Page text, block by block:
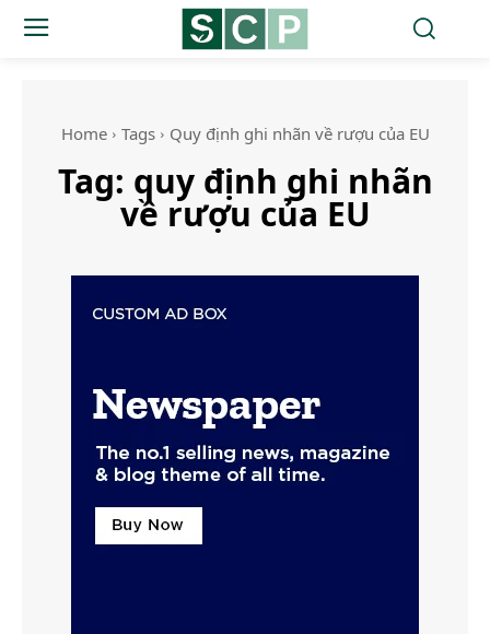
Home Tags Quy định ghi nhãn về rượu của EU
Tag: quy định ghi nhãn
về rượu của EU